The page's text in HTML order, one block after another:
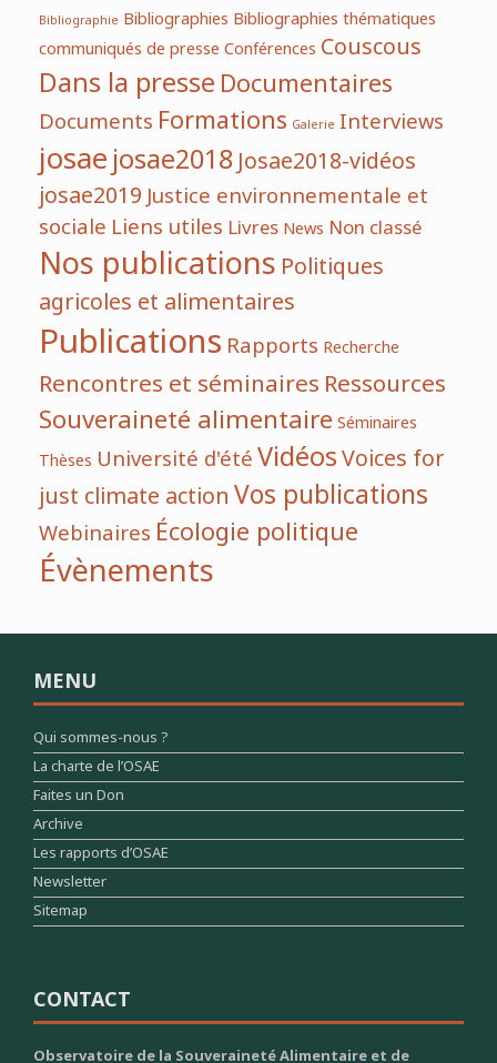
Bibliographie BibliographiesBibliographies thématiques
communiqués de presseConférencesCouscous
Dans la presseDocumentaires
DocumentsFormations Galerie Interviews
josaejosae2018Josae2018-vidéos
josae2019Justice environnementale et
socialeLiens utiles LivresNews Non classé
Nos publicationsPolitiques
agricoles et alimentaires
PublicationsRapportsRecherche
Rencontres et séminairesRessources
Souveraineté alimentaireSéminaires
Thèses Université d'étéVidéosVoices for
just climate actionVos publications
WebinairesÉcologie politique
Évènements
MENU
Qui sommes-nous ?
La charte de l’OSAE
Faites un Don
Archive
Les rapports d’OSAE
Newsletter
Sitemap
CONTACT
Observatoire de la Souveraineté Alimentaire et de